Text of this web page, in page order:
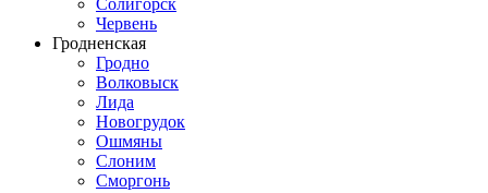
Червень
Гродненская
Гродно
Волковыск
Лида
Новогрудок
Ошмяны
Слоним
Сморгонь